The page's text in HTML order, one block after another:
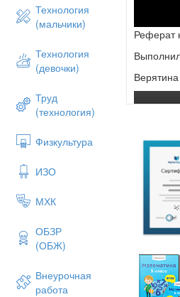
Технология
(мальчики)
Технология
(девочки)
Труд
(технология)
Физкультура
ИЗО
МХК
ОБЗР
(ОБЖ)
Внеурочная
работа
Реферат